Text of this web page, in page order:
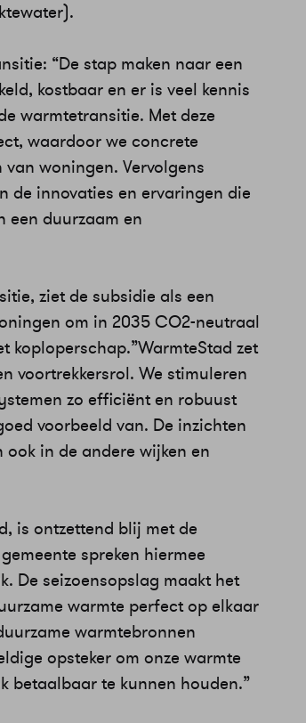
“De stap maken naar een
kostbaar en er is veel kennis
warmtetransitie. Met deze
waardoor we concrete
woningen. Vervolgens
de innovaties en ervaringen die
een duurzaam en
ziet de subsidie als een
om in 2035 CO2-neutraal
koploperschap.”WarmteStad zet
voortrekkersrol. We stimuleren
zo efficiënt en robuust
voorbeeld van. De inzichten
in de andere wijken en
is ontzettend blij met de
spreken hiermee
De seizoensopslag maakt het
warmte perfect op elkaar
warmtebronnen
opsteker om onze warmte
betaalbaar te kunnen houden.”